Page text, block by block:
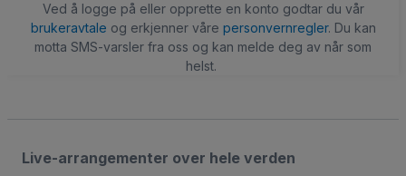
Ved å logge på eller opprette en konto godtar du vår
brukeravtale og erkjenner våre personvernregler. Du kan
motta SMS-varsler fra oss og kan melde deg av når som
helst.
Live-arrangementer over hele verden